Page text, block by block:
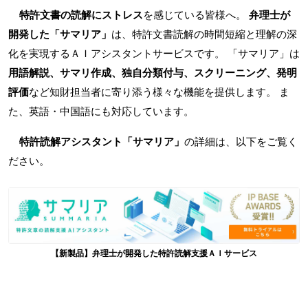
特許文書の読解にストレスを感じている皆様へ。 弁理士が
開発した「サマリア」 は、特許文書読解の時間短縮と理解の深
化を実現するＡＩアシスタントサービスです。 「サマリア」は
用語解説、サマリ作成、独自分類付与、スクリーニング、発明
評価など知財担当者に寄り添う様々な機能を提供します。 ま
た、英語・中国語にも対応しています。
特許読解アシスタント「サマリア」 の詳細は、以下をご覧く
ださい。
【新製品】弁理士が開発した特許読解支援ＡＩサービス